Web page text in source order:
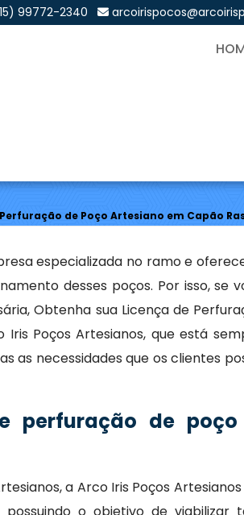
99772-2340
de Perfuração
de Poço Artesiano em Capão
especializada no ramo e
desses poços. Por isso, se
Obtenha sua Licença de
Poços Artesianos, que está
necessidades que os clientes
perfuração de
a Arco Iris Poços